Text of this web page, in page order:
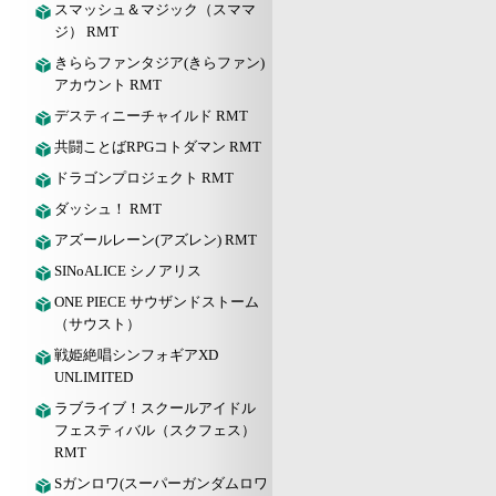
スマッシュ＆マジック（スママ
ジ） RMT
きららファンタジア(きらファン)
アカウント RMT
デスティニーチャイルド RMT
共闘ことばRPGコトダマン RMT
ドラゴンプロジェクト RMT
ダッシュ！ RMT
アズールレーン(アズレン) RMT
SINoALICE シノアリス
ONE PIECE サウザンドストーム
（サウスト）
戦姫絶唱シンフォギアXD
UNLIMITED
ラブライブ！スクールアイドル
フェスティバル（スクフェス）
RMT
Sガンロワ(スーパーガンダムロワ